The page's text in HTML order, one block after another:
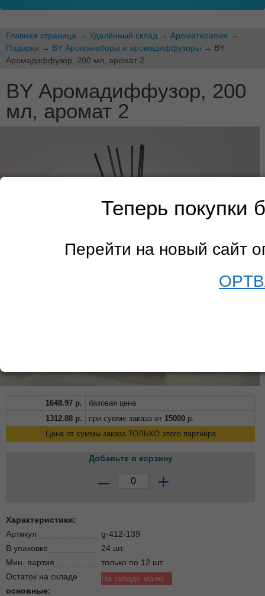
Теперь покупки
Перейти на новый сайт
Главная страница → Удалённый склад → Ароматерапия →
Подарки → BY Ароманаборы и аромадиффузоры → BY
Аромадиффузор, 200 мл, аромат 2
BY Аромадиффузор, 200
мл, аромат 2
1648.97 р.
базовая цена
1312.88 р. при сумме заказа от 15000 р.
Цена от суммы заказа ТОЛЬКО этого партнёра
Добавьте в корзину
– +
Характеристики:
Артикул
g-412-139
В упаковке
24 шт.
Мин. партия
только по 12 шт.
Остаток на складе
На складе мало
основные: